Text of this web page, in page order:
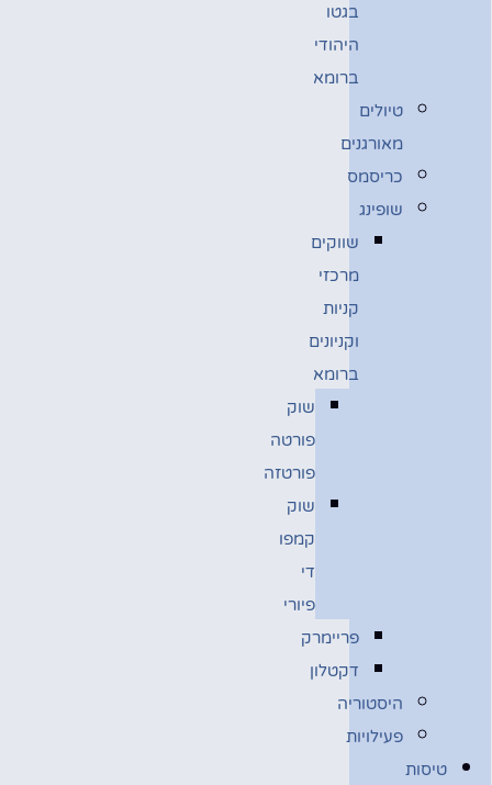
בגטו
היהודי
ברומא
טיולים
מאורגנים
כריסמס
שופינג
שווקים
מרכזי
קניות
וקניונים
ברומא
שוק
פורטה
פורטזה
שוק
קמפו
די
פיורי
פריימרק
דקטלון
היסטוריה
פעילויות
טיסות